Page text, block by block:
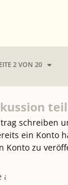
2 VON 20
teil
schreiben
ein Konto
Konto zu